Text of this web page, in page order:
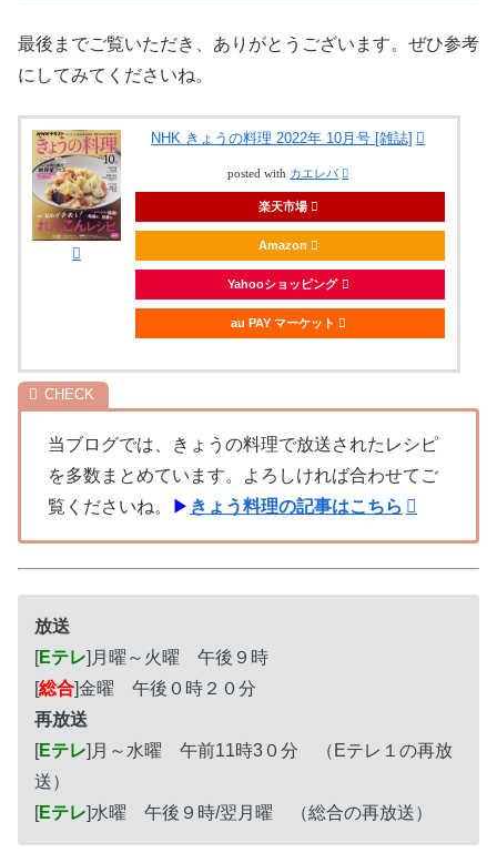
最後までご覧いただき、ありがとうございます。ぜひ参考
にしてみてくださいね。
NHK きょうの料理 2022年 10月号 [雑誌]
posted with カエレバ
楽天市場
Amazon
Yahooショッピング
au PAY マーケット
当ブログでは、きょうの料理で放送されたレシピ
を多数まとめています。よろしければ合わせてご
覧くださいね。
▶ きょう料理の記事はこちら
放送
[Eテレ]月曜～火曜 午後９時
[総合]金曜 午後０時２０分
再放送
[Eテレ]月～水曜 午前11時3０分 （Eテレ１の再放
送）
[Eテレ]水曜 午後９時/翌月曜 （総合の再放送）